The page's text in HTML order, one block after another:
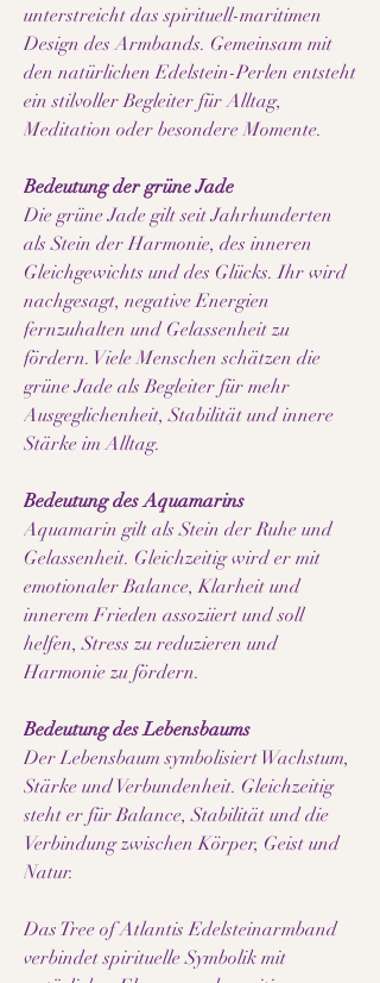
unterstreicht das spirituell-maritimen
Design des Armbands. Gemeinsam mit
den natürlichen Edelstein-Perlen entsteht
ein stilvoller Begleiter für Alltag,
Meditation oder besondere Momente.
Bedeutung der grüne Jade
Die grüne Jade gilt seit Jahrhunderten
als Stein der Harmonie, des inneren
Gleichgewichts und des Glücks. Ihr wird
nachgesagt, negative Energien
fernzuhalten und Gelassenheit zu
fördern. Viele Menschen schätzen die
grüne Jade als Begleiter für mehr
Ausgeglichenheit, Stabilität und innere
Stärke im Alltag.
Bedeutung des Aquamarins
Aquamarin gilt als Stein der Ruhe und
Gelassenheit. Gleichzeitig wird er mit
emotionaler Balance, Klarheit und
innerem Frieden assoziiert und soll
helfen, Stress zu reduzieren und
Harmonie zu fördern.
Bedeutung des Lebensbaums
Der Lebensbaum symbolisiert Wachstum,
Stärke und Verbundenheit. Gleichzeitig
steht er für Balance, Stabilität und die
Verbindung zwischen Körper, Geist und
Natur.
Das Tree of Atlantis Edelsteinarmband
verbindet spirituelle Symbolik mit